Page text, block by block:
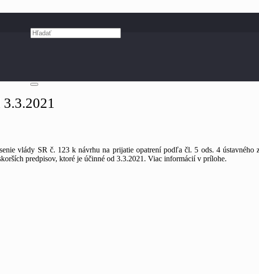
vlády SR č. 123 k návrhu na prijatie opatrení podľa čl. 5 ods. 4 ústavného
predpisov, ktoré je účinné od 3.3.2021. Viac informácií v prílohe.